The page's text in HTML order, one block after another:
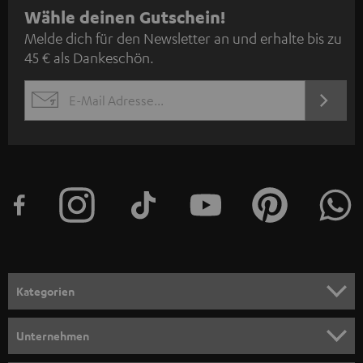
N
e
w
s
l
e
n
m
e
l
Wähle deinen Gutschein!
Melde dich für den Newsletter an und erhalte bis zu
45 € als Dankeschön.
EMAIL
JETZT
Kategorien
Unternehmen